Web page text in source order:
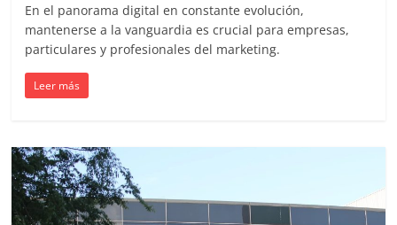
Radio,
Creatividad,
SEO,
SEM,
Free
RRPP,
Spots,
Comerciales,
Periodismo,
En el panorama digital en constante evolución,
mantenerse a la vanguardia es crucial para empresas,
particulares y profesionales del marketing.
Leer más